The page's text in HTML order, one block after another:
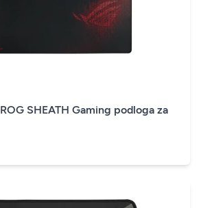
SHEATH Gaming podloga za